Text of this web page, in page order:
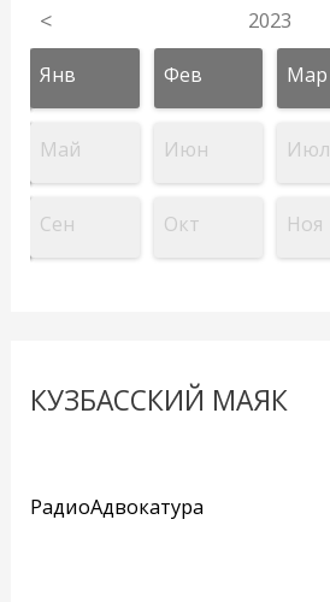
< 2023
Янв Фев Мар
Май Июн Июл
Сен Окт Ноя
КУЗБАССКИЙ МАЯК
РадиоАдвокатура